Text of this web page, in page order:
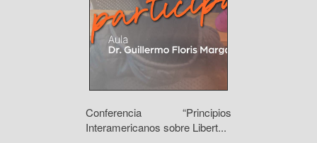
Conferencia “Principios
Interamericanos sobre Libert...